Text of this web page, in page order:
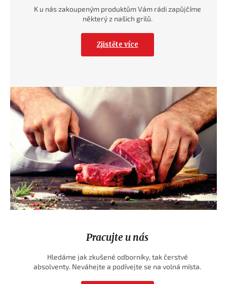
K u nás zakoupeným produktům Vám rádi zapůjčíme
některý z našich grilů.
Zjistěte více
Pracujte u nás
Hledáme jak zkušené odborníky, tak čerstvé
absolventy. Neváhejte a podívejte se na volná místa.